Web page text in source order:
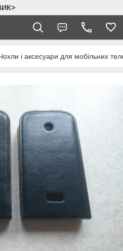
і аксесуари для мобільних